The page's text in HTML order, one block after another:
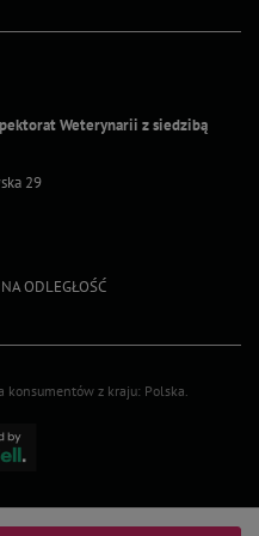
Weterynarii z siedzibą
29
ODLEGŁOŚĆ
konsumentów z kraju: Polska